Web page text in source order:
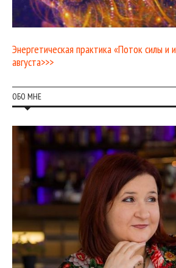
Энергетическая практика «Поток силы и
августа>>>
ОБО МНЕ